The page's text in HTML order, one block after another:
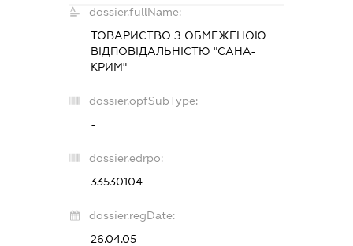
dossier.fullName:
ТОВАРИСТВО З ОБМЕЖЕНОЮ
ВІДПОВІДАЛЬНІСТЮ "САНА-
КРИМ"
dossier.opfSubType:
-
dossier.edrpo:
33530104
dossier.regDate:
26.04.05